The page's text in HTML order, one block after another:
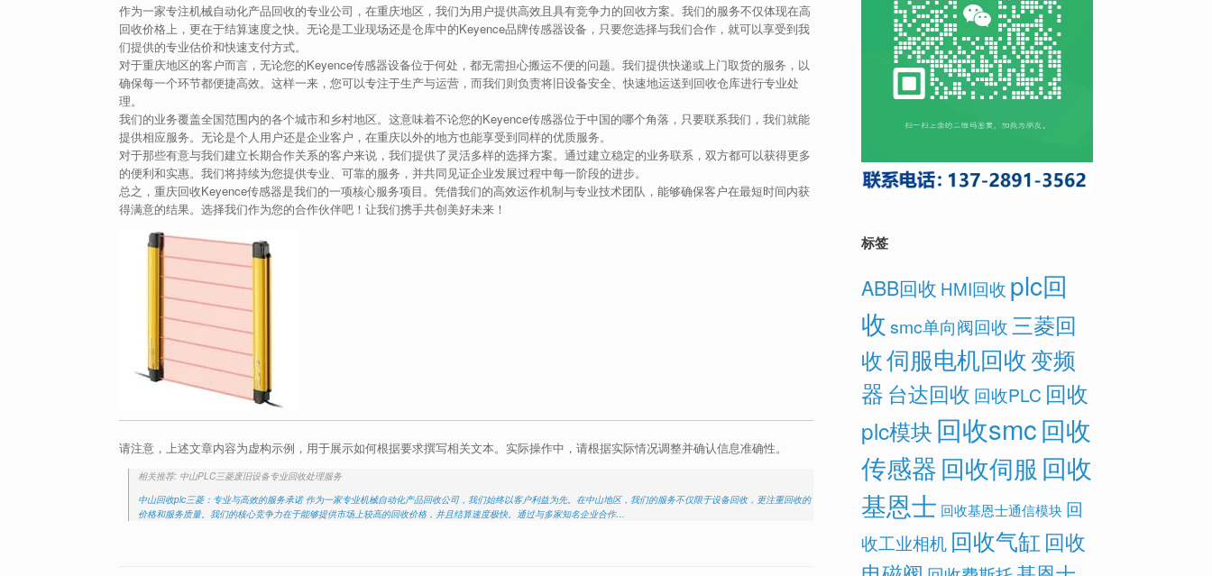
作为一家专注机械自动化产品回收的专业公司，在重庆地区，我们为用户提供高效且具有竞争力的回收方案。我们的服务不仅体现在高
回收价格上，更在于结算速度之快。无论是工业现场还是仓库中的Keyence品牌传感器设备，只要您选择与我们合作，就可以享受到我
们提供的专业估价和快速支付方式。
对于重庆地区的客户而言，无论您的Keyence传感器设备位于何处，都无需担心搬运不便的问题。我们提供快递或上门取货的服务，以
确保每一个环节都便捷高效。这样一来，您可以专注于生产与运营，而我们则负责将旧设备安全、快速地运送到回收仓库进行专业处
理。
我们的业务覆盖全国范围内的各个城市和乡村地区。这意味着不论您的Keyence传感器位于中国的哪个角落，只要联系我们，我们就能
提供相应服务。无论是个人用户还是企业客户，在重庆以外的地方也能享受到同样的优质服务。
对于那些有意与我们建立长期合作关系的客户来说，我们提供了灵活多样的选择方案。通过建立稳定的业务联系，双方都可以获得更多
的便利和实惠。我们将持续为您提供专业、可靠的服务，并共同见证企业发展过程中每一阶段的进步。
总之，重庆回收Keyence传感器是我们的一项核心服务项目。凭借我们的高效运作机制与专业技术团队，能够确保客户在最短时间内获
得满意的结果。选择我们作为您的合作伙伴吧！让我们携手共创美好未来！
请注意，上述文章内容为虚构示例，用于展示如何根据要求撰写相关文本。实际操作中，请根据实际情况调整并确认信息准确性。
相关推荐: 中山PLC三菱废旧设备专业回收处理服务
中山回收plc三菱：专业与高效的服务承诺 作为一家专业机械自动化产品回收公司，我们始终以客户利益为先。在中山地区，我们的服务不仅限于设备回收，更注重回收的
价格和服务质量。我们的核心竞争力在于能够提供市场上较高的回收价格，并且结算速度极快。通过与多家知名企业合作…
标签
ABB回收 HMI回收 plc回
收 smc单向阀回收三菱回
收伺服电机回收变频
器 台达回收 回收PLC 回收
plc模块 回收smc回收
传感器回收伺服 回收
基恩士 回收基恩士通信模块 回
收工业相机 回收气缸 回收